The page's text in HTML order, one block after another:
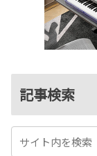
記事検索